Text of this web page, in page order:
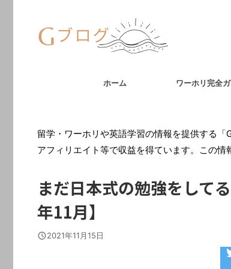
ホーム ワーホリ完全
留学・ワーホリや英語学習の情報を提供する
アフィリエイト等で収益を得ています。この情
まだ日本式の勉強をして
年11月】
2021年11月15日